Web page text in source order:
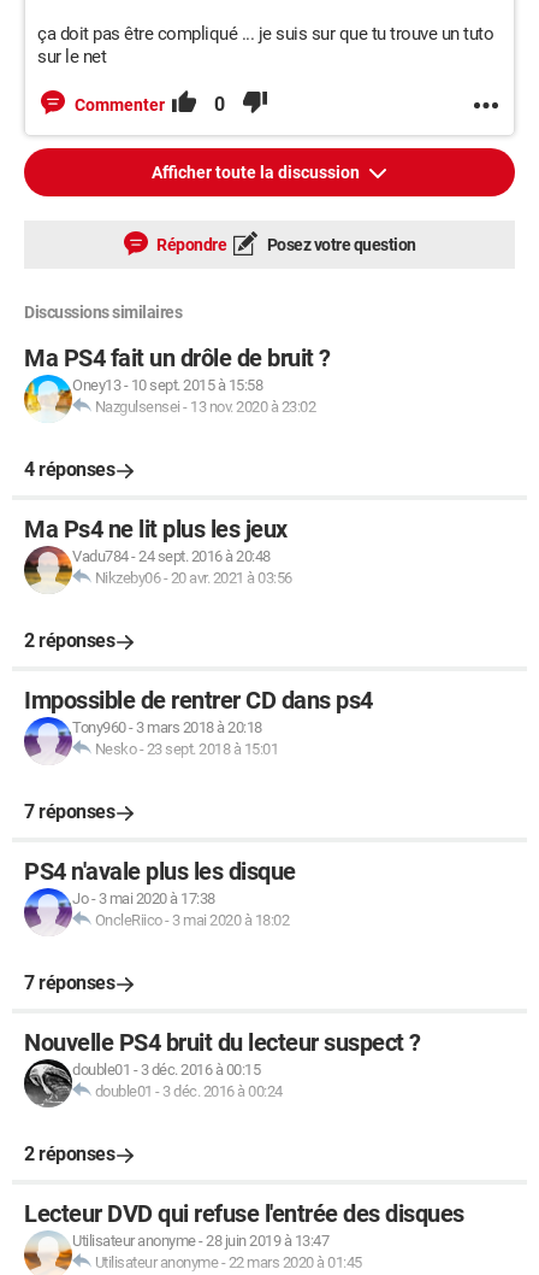
ça doit pas être compliqué ... je suis sur que tu trouve un tuto
sur le net
Commenter 0
Afficher toute la discussion
Répondre Posez votre question
Discussions similaires
Ma PS4 fait un drôle de bruit ?
Oney13- 10 sept. 2015 à 15:58
Nazgulsensei - 13 nov. 2020 à 23:02
4 réponses
Ma Ps4 ne lit plus les jeux
Vadu784-24 sept. 2016 à 20:48
Nikzeby06-20 avr. 2021 à 03:56
2 réponses
Impossible de rentrer CD dans ps4
Tony960- 3 mars 2018 à 20:18
Nesko-23 sept. 2018 à 15:01
7 réponses
PS4 n'avale plus les disque
Jo- 3 mai 2020 à 17:38
OncleRiico- 3 mai 2020 à 18:02
7 réponses
Nouvelle PS4 bruit du lecteur suspect ?
double01 - 3 déc. 2016 à 00:15
double01 - 3 déc. 2016 à 00:24
2 réponses
Lecteur DVD qui refuse l'entrée des disques
Utilisateur anonyme-28 juin 2019 à 13:47
Utilisateur anonyme-22 mars 2020 à 01:45